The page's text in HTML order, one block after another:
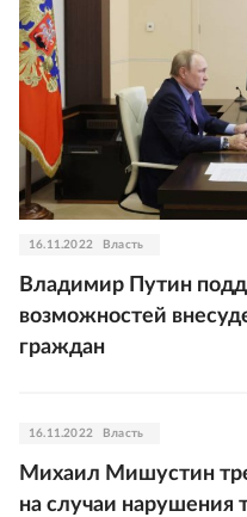
16.11.2022 Власть
Владимир Путин
возможностей
граждан
16.11.2022 Власть
Михаил Мишустин
на случаи нарушения